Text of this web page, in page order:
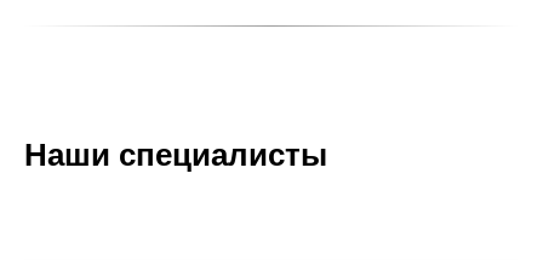
Наши специалисты